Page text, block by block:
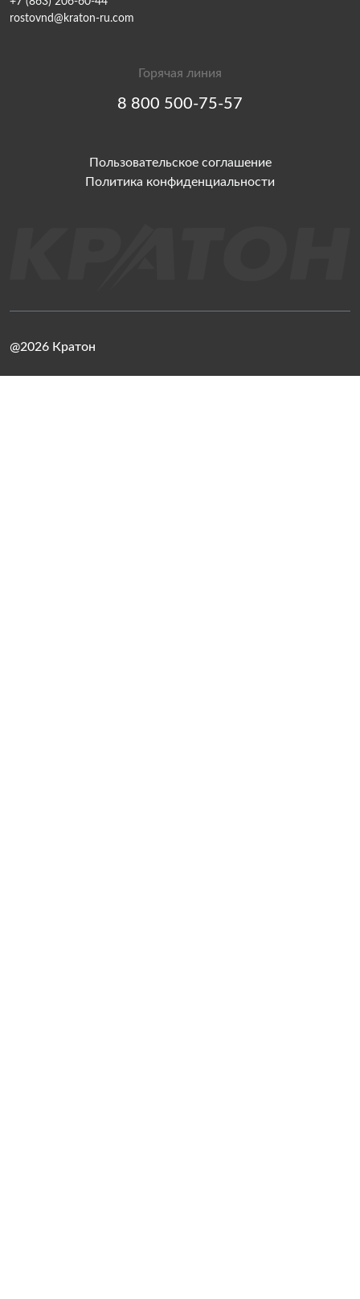
rostovnd@kraton-ru.com
Горячая линия
8 800 500-75-57
Пользовательское соглашение
Политика конфиденциальности
@2026 Кратон